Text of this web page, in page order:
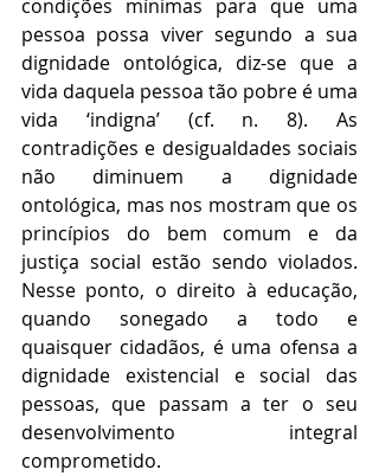
condições mínimas para que uma
pessoa possa viver segundo a sua
dignidade ontológica, diz-se que a
vida daquela pessoa tão pobre é uma
vida ‘indigna’ (cf. n. 8). As
contradições e desigualdades sociais
não diminuem a dignidade
ontológica, mas nos mostram que os
princípios do bem comum e da
justiça social estão sendo violados.
Nesse ponto, o direito à educação,
quando sonegado a todo e
quaisquer cidadãos, é uma ofensa a
dignidade existencial e social das
pessoas, que passam a ter o seu
desenvolvimento integral
comprometido.